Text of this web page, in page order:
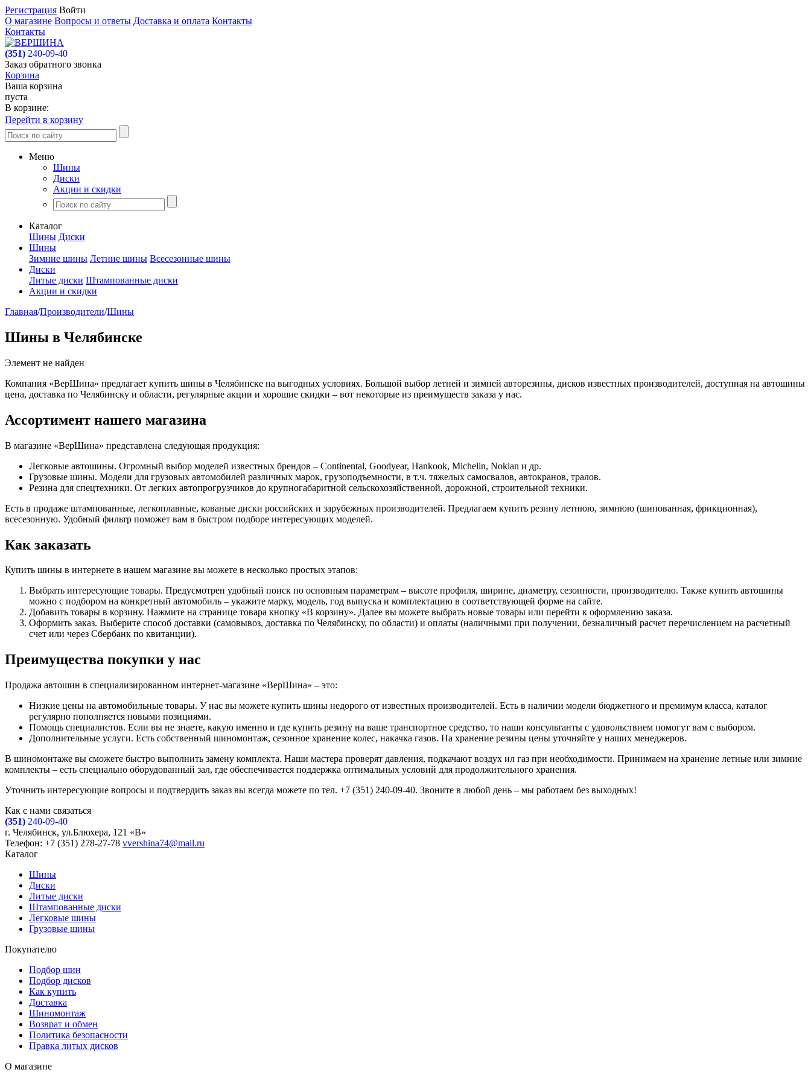
Регистрация Войти
О магазине Вопросы и ответы Доставка и оплата Контакты
Контакты
(351) 240-09-40
Заказ обратного звонка
Корзина
Ваша корзина
пуста
В корзине:
Перейти в корзину
Меню
Шины
Диски
Акции и скидки
Каталог
Шины Диски
Шины
Зимние шины Летние шины Всесезонные шины
Диски
Литые диски Штампованные диски
Акции и скидки
Главная/Производители/Шины
Шины в Челябинске
Элемент не найден
Компания «ВерШина» предлагает купить шины в Челябинске на выгодных условиях. Большой выбор летней и зимней авторезины, дисков известных производителей, доступная на автошины
цена, доставка по Челябинску и области, регулярные акции и хорошие скидки – вот некоторые из преимуществ заказа у нас.
Ассортимент нашего магазина
В магазине «ВерШина» представлена следующая продукция:
Легковые автошины. Огромный выбор моделей известных брендов – Continental, Goodyear, Hankook, Michelin, Nokian и др.
Грузовые шины. Модели для грузовых автомобилей различных марок, грузоподъемности, в т.ч. тяжелых самосвалов, автокранов, тралов.
Резина для спецтехники. От легких автопрогрузчиков до крупногабаритной сельскохозяйственной, дорожной, строительной техники.
Есть в продаже штампованные, легкоплавные, кованые диски российских и зарубежных производителей. Предлагаем купить резину летнюю, зимнюю (шипованная, фрикционная),
всесезонную. Удобный фильтр поможет вам в быстром подборе интересующих моделей.
Как заказать
Купить шины в интернете в нашем магазине вы можете в несколько простых этапов:
Выбрать интересующие товары. Предусмотрен удобный поиск по основным параметрам – высоте профиля, ширине, диаметру, сезонности, производителю. Также купить автошины
можно с подбором на конкретный автомобиль – укажите марку, модель, год выпуска и комплектацию в соответствующей форме на сайте.
Добавить товары в корзину. Нажмите на странице товара кнопку «В корзину». Далее вы можете выбрать новые товары или перейти к оформлению заказа.
Оформить заказ. Выберите способ доставки (самовывоз, доставка по Челябинску, по области) и оплаты (наличными при получении, безналичный расчет перечислением на расчетный
счет или через Сбербанк по квитанции).
Преимущества покупки у нас
Продажа автошин в специализированном интернет-магазине «ВерШина» – это:
Низкие цены на автомобильные товары. У нас вы можете купить шины недорого от известных производителей. Есть в наличии модели бюджетного и премимум класса, каталог
регулярно пополняется новыми позициями.
Помощь специалистов. Если вы не знаете, какую именно и где купить резину на ваше транспортное средство, то наши консультанты с удовольствием помогут вам с выбором.
Дополнительные услуги. Есть собственный шиномонтаж, сезонное хранение колес, накачка газов. На хранение резины цены уточняйте у наших менеджеров.
В шиномонтаже вы сможете быстро выполнить замену комплекта. Наши мастера проверят давления, подкачают воздух ил газ при необходимости. Принимаем на хранение летные или зимние
комплекты – есть специально оборудованный зал, где обеспечивается поддержка оптимальных условий для продолжительного хранения.
Уточнить интересующие вопросы и подтвердить заказ вы всегда можете по тел. +7 (351) 240-09-40. Звоните в любой день – мы работаем без выходных!
Как с нами связаться
(351) 240-09-40
г. Челябинск, ул.Блюхера, 121 «В»
Телефон: +7 (351) 278-27-78 vvershina74@mail.ru
Каталог
Шины
Диски
Литые диски
Штампованные диски
Легковые шины
Грузовые шины
Покупателю
Подбор шин
Подбор дисков
Как купить
Доставка
Шиномонтаж
Возврат и обмен
Политика безопасности
Правка литых дисков
О магазине